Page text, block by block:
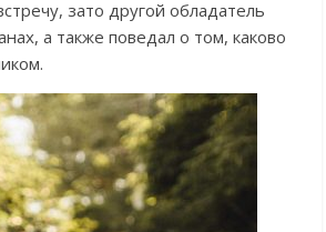
зато другой обладатель
а также поведал о том, каково